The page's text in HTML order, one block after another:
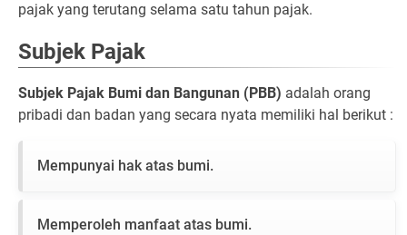
pajak yang terutang selama satu tahun pajak.
Subjek Pajak
Subjek Pajak Bumi dan Bangunan (PBB) adalah orang
pribadi dan badan yang secara nyata memiliki hal berikut :
Mempunyai hak atas bumi.
Memperoleh manfaat atas bumi.